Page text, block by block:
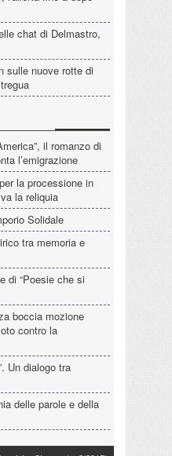
chat di Delmastro,
sulle nuove rotte di
il romanzo di
l’emigrazione
la processione in
la reliquia
Solidale
tra memoria e
di “Poesie che si
boccia mozione
contro la
Un dialogo tra
delle parole e della